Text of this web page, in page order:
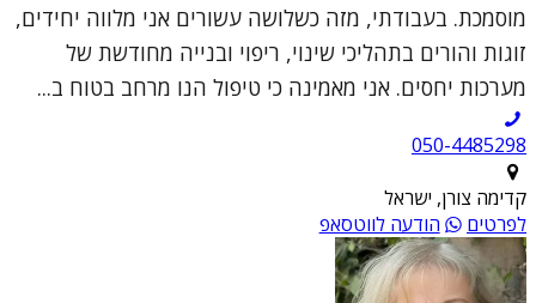
מוסמכת. בעבודתי, מזה כשלושה עשורים אני מלווה יחידים,
זוגות והורים בתהליכי שינוי, ריפוי ובנייה מחודשת של
מערכות יחסים. אני מאמינה כי טיפול הנו מרחב בטוח ב...
050-4485298
קדימה צורן, ישראל
לפרטים
הודעה לווטסאפ